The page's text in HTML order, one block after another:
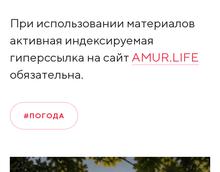
При использовании материалов
активная индексируемая
гиперссылка на сайт AMUR.LIFE
обязательна.
#ПОГОДА